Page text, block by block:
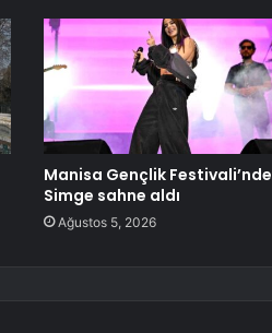
Manisa Gençlik Festivali’nde
Simge sahne aldı
Ağustos 5, 2026